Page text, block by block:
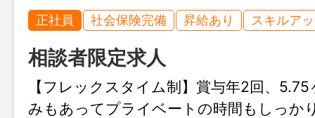
正社員 社会保険完備 昇給あり スキルア
相談者限定求人
【フレックスタイム制】賞与年2回、
みもあってプライベートの時間もしっか